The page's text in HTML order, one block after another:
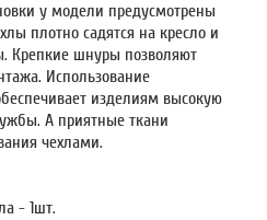
у модели предусмотрены
плотно садятся на кресло и
Крепкие шнуры позволяют
Использование
изделиям высокую
А приятные ткани
чехлами.
- 1шт.